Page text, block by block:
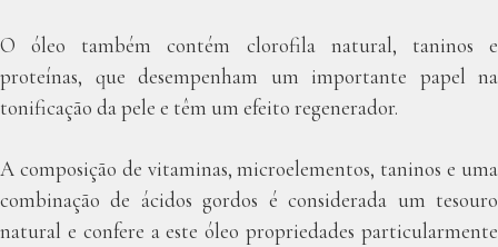
O óleo também contém clorofila natural, taninos e
proteínas, que desempenham um importante papel na
tonificação da pele e têm um efeito regenerador.
A composição de vitaminas, microelementos, taninos e uma
combinação de ácidos gordos é considerada um tesouro
natural e confere a este óleo propriedades particularmente